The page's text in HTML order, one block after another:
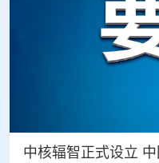
中核辐智正式设立